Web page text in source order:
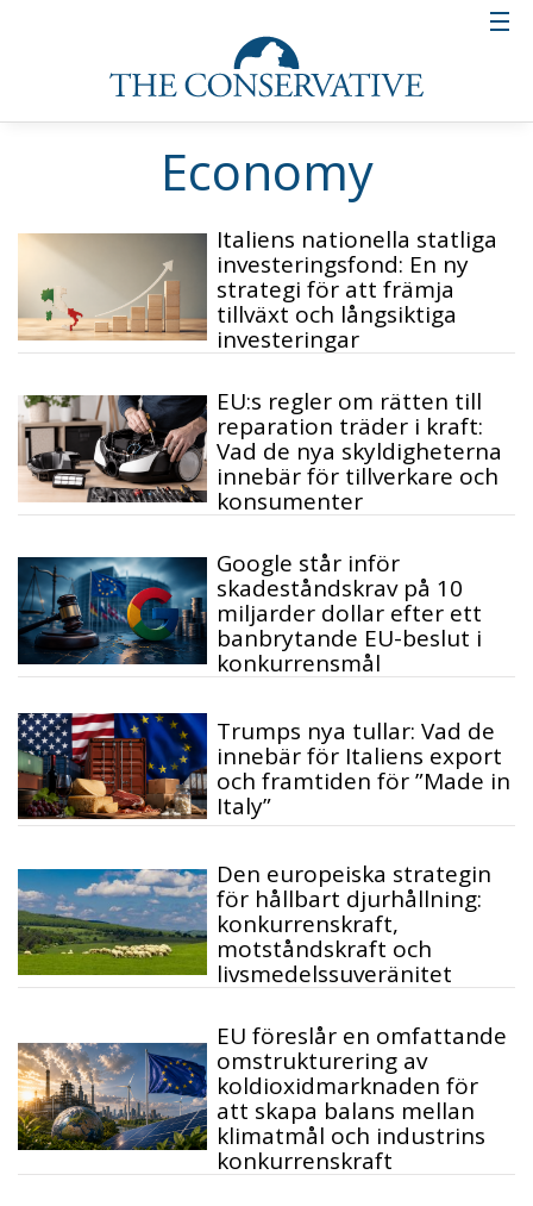
Economy
Italiens nationella statliga
investeringsfond: En ny
strategi för att främja
tillväxt och långsiktiga
investeringar
EU:s regler om rätten till
reparation träder i kraft:
Vad de nya skyldigheterna
innebär för tillverkare och
konsumenter
Google står inför
skadeståndskrav på 10
miljarder dollar efter ett
banbrytande EU-beslut i
konkurrensmål
Trumps nya tullar: Vad de
innebär för Italiens export
och framtiden för ”Made in
Italy”
Den europeiska strategin
för hållbart djurhållning:
konkurrenskraft,
motståndskraft och
livsmedelssuveränitet
EU föreslår en omfattande
omstrukturering av
koldioxidmarknaden för
att skapa balans mellan
klimatmål och industrins
konkurrenskraft